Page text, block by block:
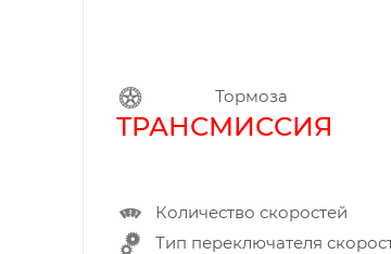
Тормоза
Количество скоростей
Тип переключателя